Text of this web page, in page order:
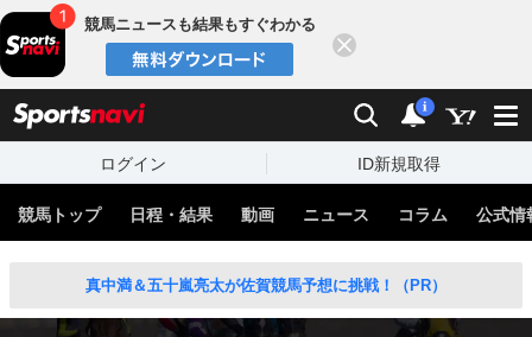
競馬ニュースも結果もすぐわかる
検索 通知
i
ログイン ID新規取得
競馬トップ 日程・結果 動画 ニュース コラム 公式情
真中満＆五十嵐亮太が佐賀競馬予想に挑戦！（PR）